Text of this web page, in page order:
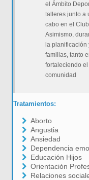
el Ámbito
talleres junto a
cabo en el
Asimismo,
la
familias, tanto
fortaleciendo
comunidad
Tratamientos:
Aborto
Angustia
Ansiedad
Dependencia
Educación Hijos
Orientación
Relaciones